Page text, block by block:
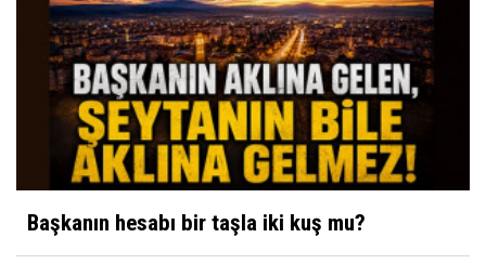
Başkanın hesabı bir taşla iki kuş mu?